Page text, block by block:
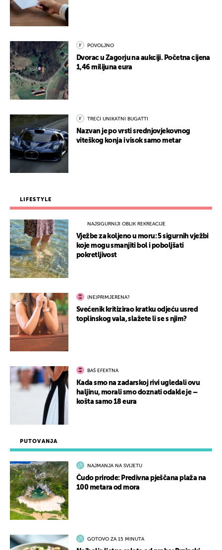
PUTOVANJA
NAJMANJA NA SVIJETU
Čudo prirode: Predivna pješčana plaža na
100 metara od mora
GOTOVO ZA 15 MINUTA
POVOLJNO
Dvorac u Zagorju na aukciji. Početna cijena
1,46 milijuna eura
TREĆI UNIKATNI BUGATTI
Nazvan je po vrsti srednjovjekovnog
viteškog konja i visok samo metar
LIFESTYLE
NAJSIGURNIJI OBLIK REKREACIJE
Vježbe za koljeno u moru: 5 sigurnih vježbi
koje mogu smanjiti bol i poboljšati
pokretljivost
(NE)PRIMJERENA?
Svećenik kritizirao kratku odjeću usred
toplinskog vala, slažete li se s njim?
BAŠ EFEKTNA
Kada smo na zadarskoj rivi ugledali ovu
haljinu, morali smo doznati odakle je –
košta samo 18 eura